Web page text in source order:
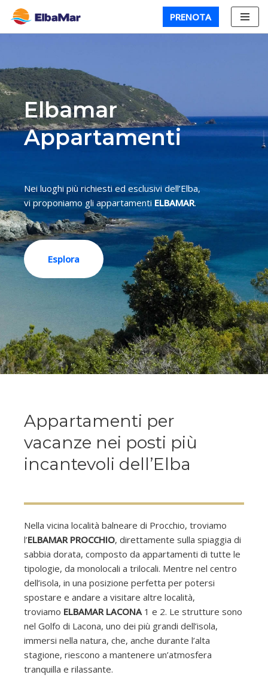
Vai
PRENOTA
Elbamar
Appartamenti
Nei luoghi più richiesti ed esclusivi dell’Elba,
vi proponiamo gli appartamenti ELBAMAR.
Esplora
Appartamenti per
vacanze nei posti più
incantevoli dell’Elba
Nella vicina località balneare di Procchio, troviamo
l’ELBAMAR PROCCHIO, direttamente sulla spiaggia di
sabbia dorata, composto da appartamenti di tutte le
tipologie, da monolocali a trilocali. Mentre nel centro
dell’isola, in una posizione perfetta per potersi
spostare e andare a visitare altre località,
troviamo ELBAMAR LACONA1 e 2. Le strutture sono
nel Golfo di Lacona, uno dei più grandi dell’isola,
immersi nella natura, che, anche durante l’alta
stagione, riescono a mantenere un’atmosfera
tranquilla e rilassante.